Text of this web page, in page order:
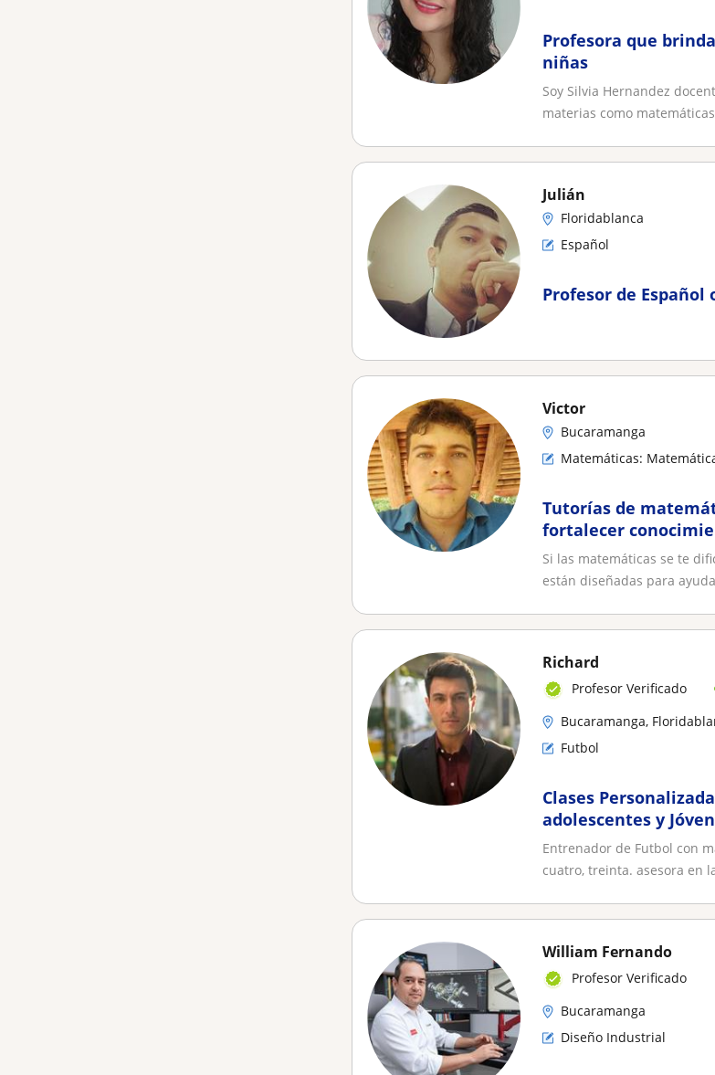
Profesora que
niñas
Soy Silvia Hernandez
materias como
Julián
Floridablanca
Español
Profesor de
Victor
Bucaramanga
Matemáticas:
Tutorías de
fortalecer
académicos
Si las matemáticas se te
están diseñadas para
Richard
Profesor Verificado
Bucaramanga,
Futbol
Clases
adolescentes y
Entrenador de Futbol con
cuatro, treinta. asesora en
William Fernando
Profesor Verificado
Bucaramanga
Diseño Industrial